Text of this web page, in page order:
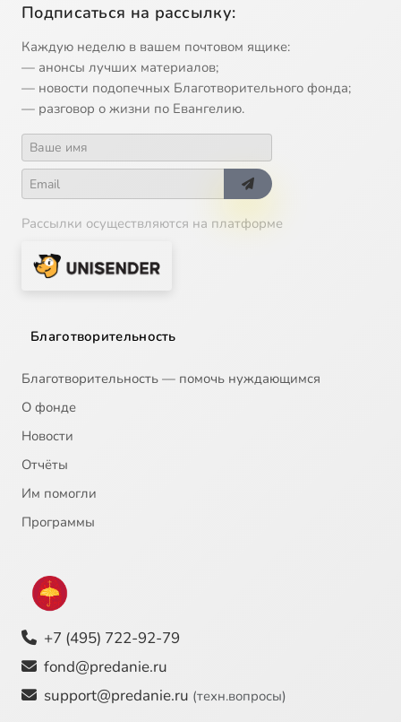
Подписаться на рассылку:
Каждую неделю в вашем почтовом ящике:
— анонсы лучших материалов;
— новости подопечных Благотворительного фонда;
— разговор о жизни по Евангелию.
Рассылки осуществляются на платформе
Благотворительность
Благотворительность — помочь нуждающимся
О фонде
Новости
Отчёты
Им помогли
Программы
+7 (495) 722-92-79
fond@predanie.ru
support@predanie.ru (техн.вопросы)